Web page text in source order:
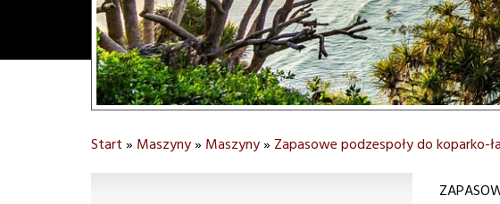
Start» Maszyny» Maszyny» Zapasowe podzespoły do koparko-